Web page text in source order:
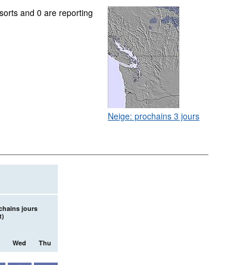
Neige: prochains 3 jours
and 0 are reporting
jours
)
Wed Thu